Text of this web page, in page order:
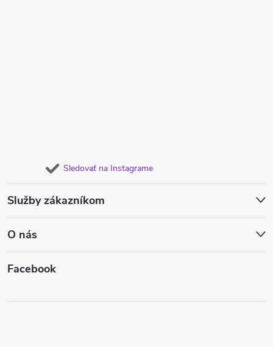
Sledovať na Instagrame
Služby zákazníkom
O nás
Facebook